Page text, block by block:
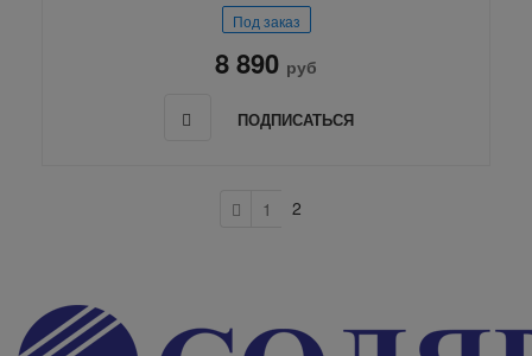
Под заказ
8 890 руб
ПОДПИСАТЬСЯ
1 2